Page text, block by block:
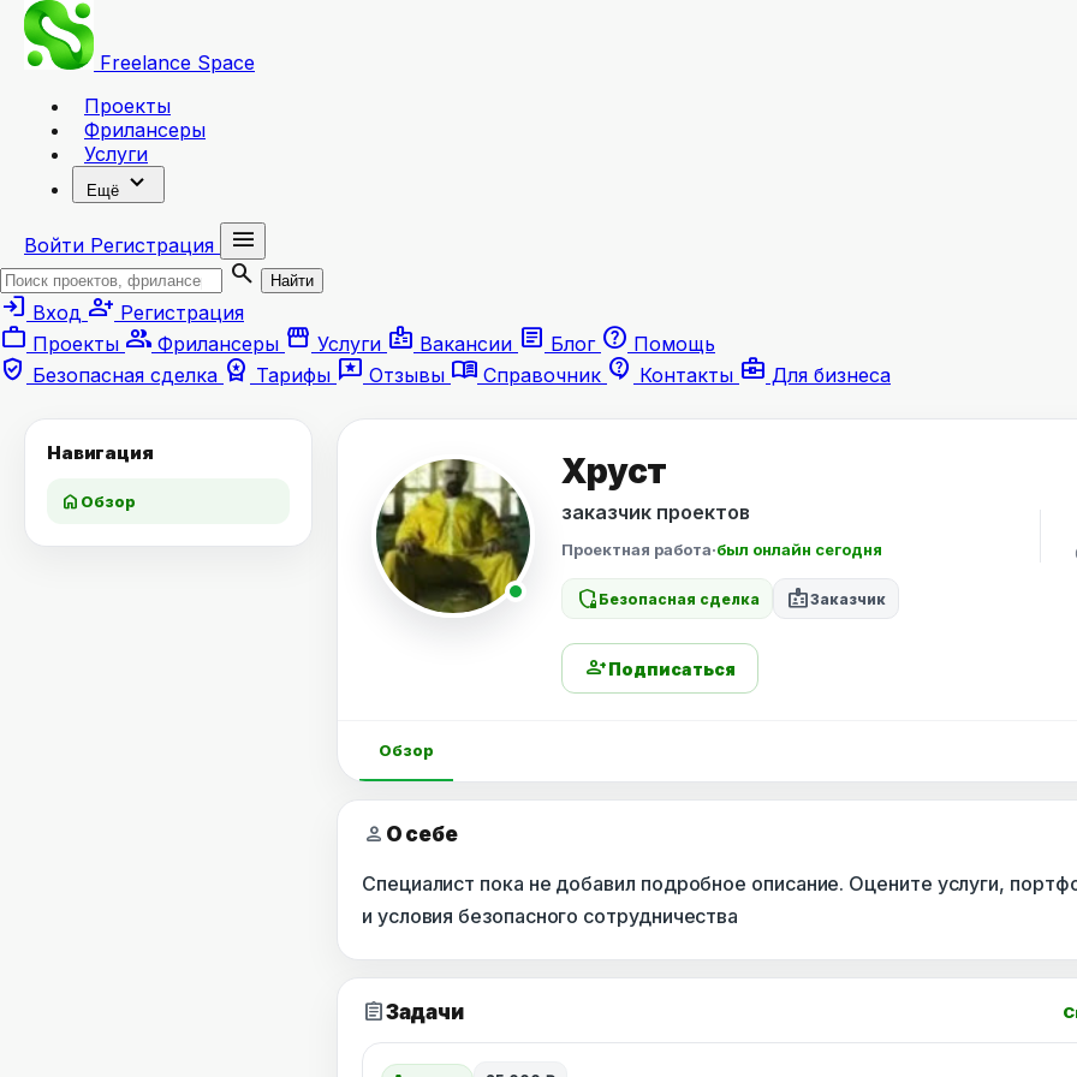
Freelance Space
Проекты
Фрилансеры
Услуги
Ещё expand_more
Войти Регистрация
menu
search
Найти
login Вход person_add Регистрация
work Проекты group Фрилансеры storefront Услуги badge Вакансии article Блог help Помощь
verified_user Безопасная сделка workspace_premium Тарифы reviews Отзывы menu_book Справочник contact_support Контакты business_center Для бизнеса
Навигация
home Обзор
Хруст
заказчик проектов
Проектная работа·был онлайн сегодня
shield_locked Безопасная сделка badgeЗаказчик
person_addПодписаться
Обзор
person О себе
Специалист пока не добавил подробное описание. Оцените услуги,
и условия безопасного сотрудничества
assignmentЗадачи